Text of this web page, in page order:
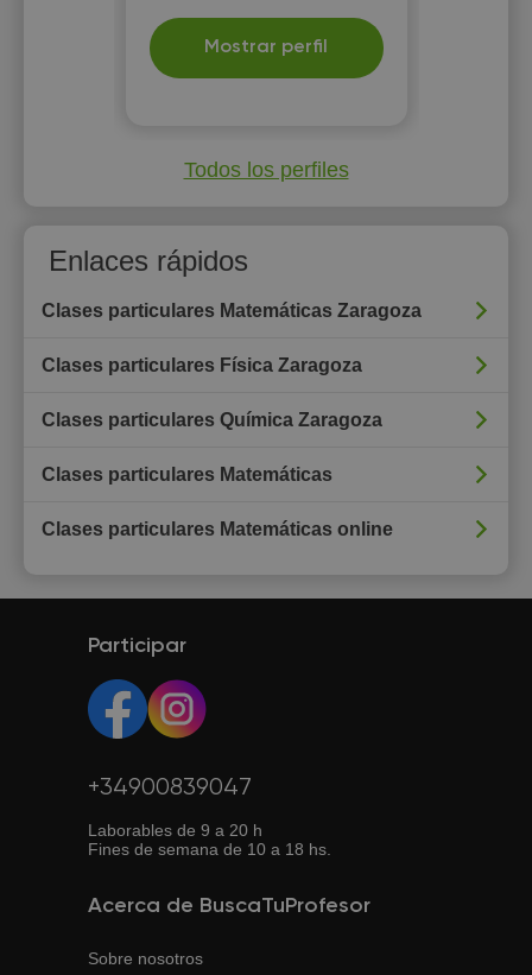
Mostrar perfil
Todos los perfiles
Enlaces rápidos
Clases particulares Matemáticas Zaragoza
Clases particulares Física Zaragoza
Clases particulares Química Zaragoza
Clases particulares Matemáticas
Clases particulares Matemáticas online
Participar
+34900839047
Laborables de 9 a 20 h
Fines de semana de 10 a 18 hs.
Acerca de BuscaTuProfesor
Sobre nosotros